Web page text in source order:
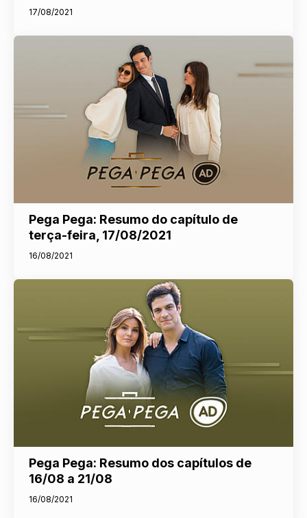
17/08/2021
Pega Pega: Resumo do capítulo de
terça-feira, 17/08/2021
16/08/2021
Pega Pega: Resumo dos capítulos de
16/08 a 21/08
16/08/2021